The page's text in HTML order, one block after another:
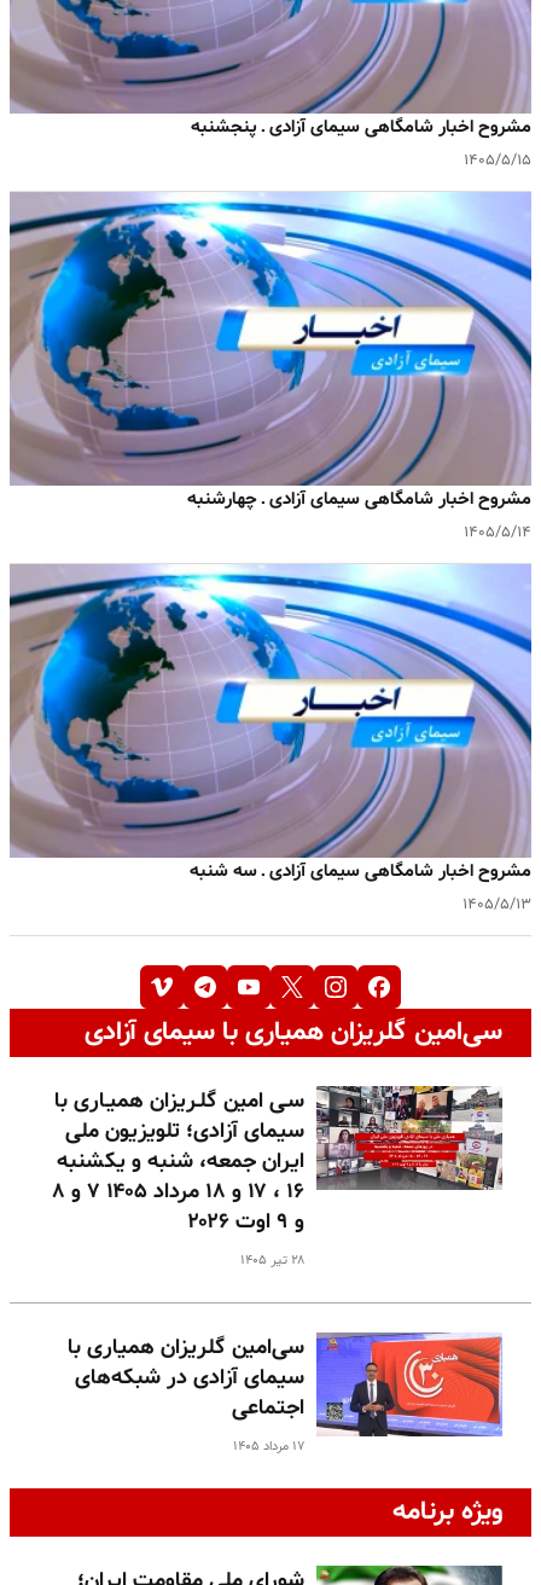
مشروح اخبار شامگاهی سیمای آزادی ـ پنجشنبه
۱۴۰۵/۵/۱۵
مشروح اخبار شامگاهی سیمای آزادی ـ چهارشنبه
۱۴۰۵/۵/۱۴
مشروح اخبار شامگاهی سیمای آزادی ـ سه شنبه
۱۴۰۵/۵/۱۳
سی‌امین گلریزان همیاری با سیمای آزادی
سـی امین گلـریزان همیـاری با
سیمای آزادی؛ تلویزیون ملی
ایران جمعه، شنبه و یکشنبه
۱۶ ، ۱۷ و ۱۸ مرداد ۱۴۰۵ ۷ و ۸
و ۹ اوت ۲۰۲۶
۲۸ تیر ۱۴۰۵
سی‌امین گلریزان همیاری با
سیمای آزادی در شبکه‌های
اجتماعی
۱۷ مرداد ۱۴۰۵
ویژه برنامه